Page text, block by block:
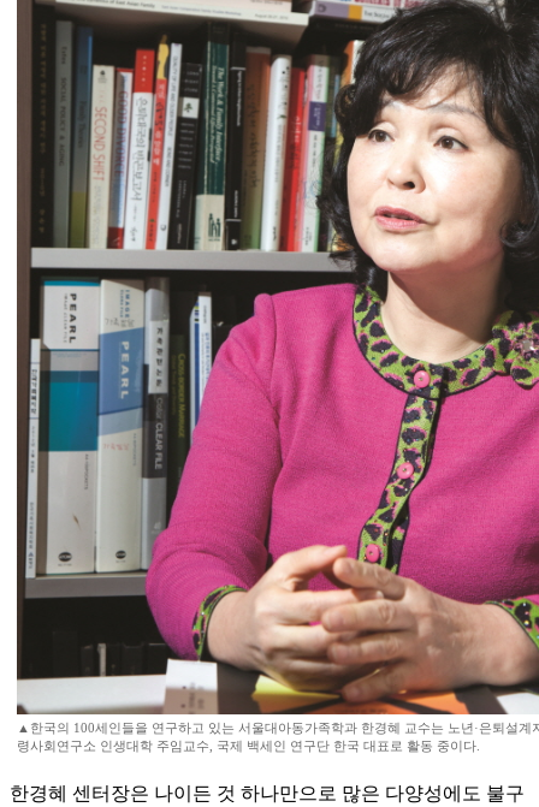
▲한국의 100세인들을 연구하고 있는 서울대아동가족학과 한경혜 교수는 노년·은퇴설계
령사회연구소 인생대학 주임교수, 국제 백세인 연구단 한국 대표로 활동 중이다.
한경혜 센터장은 나이든 것 하나만으로 많은 다양성에도 불구